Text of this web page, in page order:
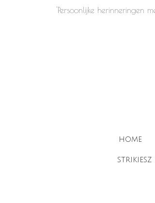
'Persoonlijke herinneringen
HOME
STRIKIESZ